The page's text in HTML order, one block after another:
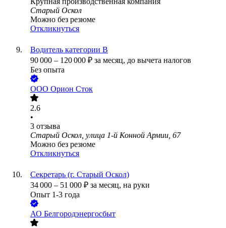
Старый Оскол
Можно без резюме
Откликнуться
Водитель категории В
90 000 – 120 000 ₽ за месяц, до вычета налогов
Без опыта
ООО Орион Сток
2.6
•
3 отзыва
Старый Оскол, улица 1-й Конной Армии, 67
Можно без резюме
Откликнуться
Секретарь (г. Старый Оскол)
34 000 – 51 000 ₽ за месяц, на руки
Опыт 1-3 года
АО Белгородэнергосбыт